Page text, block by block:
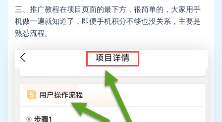
三、推广教程在项目页面的最下方，很简单的，大家用手
机做一遍就知道了，即便手机积分不够也没关系，主要是
熟悉流程。